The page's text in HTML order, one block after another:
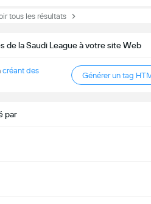
tous les résultats
de la Saudi League à votre site Web
créant des
Générer un tag
par